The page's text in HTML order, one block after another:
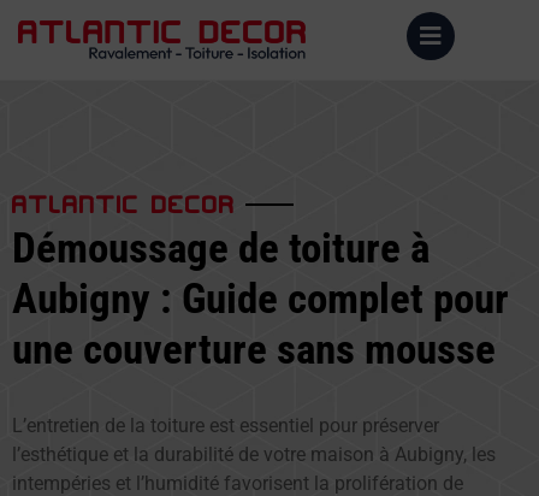
ATLANTIC DECOR
Démoussage de toiture à
Aubigny : Guide complet pour
une couverture sans mousse
L’entretien de la toiture est essentiel pour préserver
l’esthétique et la durabilité de votre maison à Aubigny, les
intempéries et l’humidité favorisent la prolifération de